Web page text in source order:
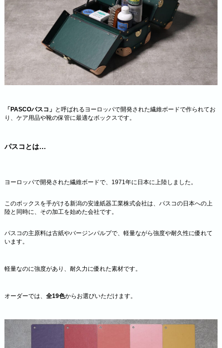
「PASCOパスコ」 と呼ばれるヨーロッパで開発された繊維ボードで作られてお
り、ケア用品や靴の保管に最適なボックスです。
パスコとは…
ヨーロッパで開発された繊維ボードで、1971年に日本に上陸しました。
このボックスを手がける新潟の安達紙器工業株式会社は、パスコの日本への上
陸と同時に、その加工を始めた会社です。
パスコの主原料は古紙やバージンパルプで、軽量ながら強度や耐久性に優れて
います。
軽量なのに強度があり、耐久力に優れた素材です。
オーダーでは、全19色からお選びいただけます。